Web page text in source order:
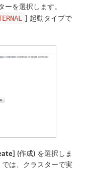
を選択します。
] 起動タイプで
] (作成) を選択しま
は、クラスターで実